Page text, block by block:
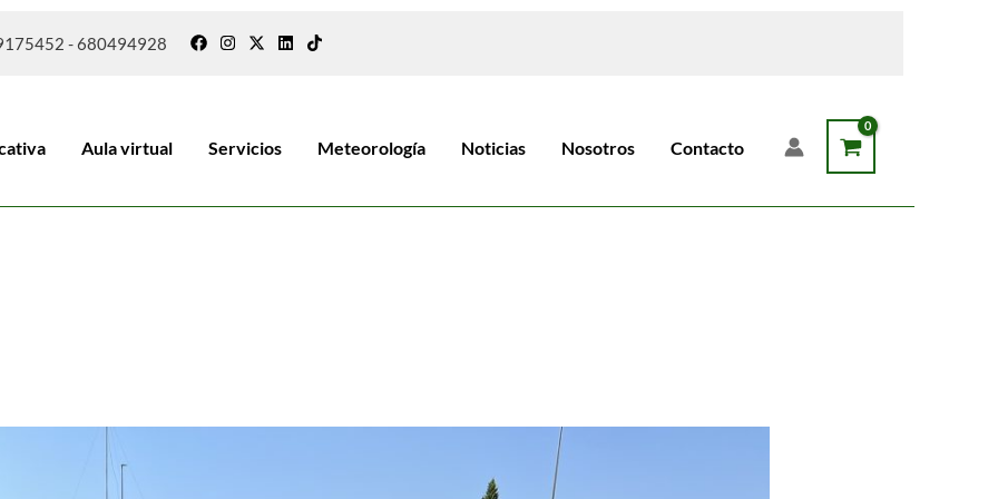
- 680494928
Aula virtual Servicios Meteorología Noticias Nosotros Contacto